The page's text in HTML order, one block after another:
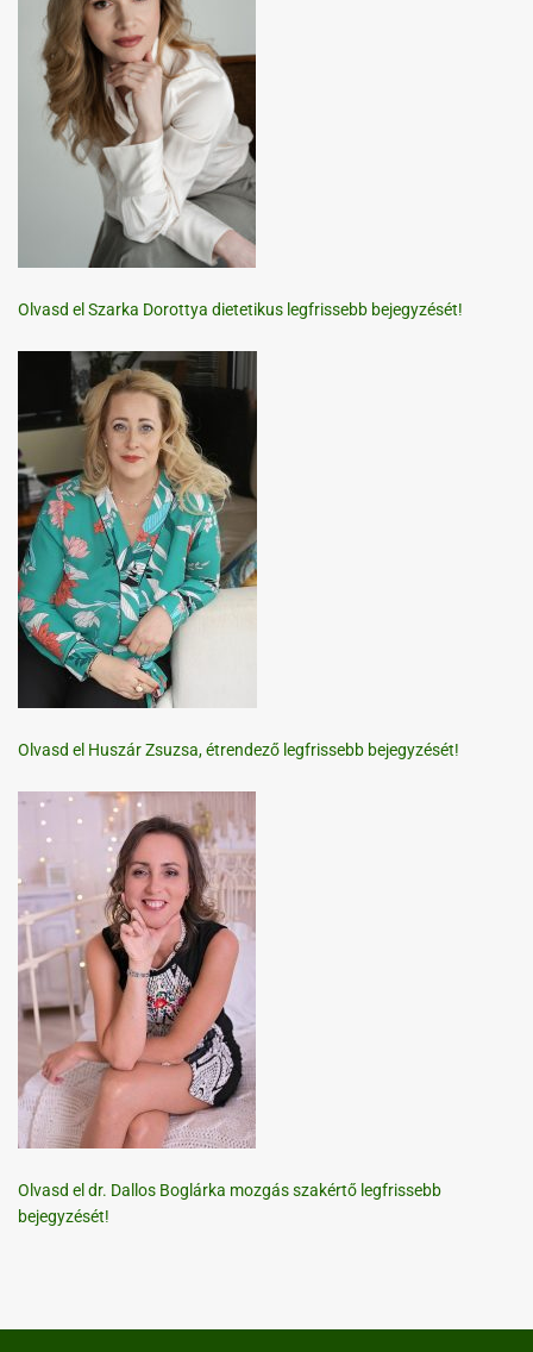
Olvasd el Szarka Dorottya dietetikus legfrissebb bejegyzését!
Olvasd el Huszár Zsuzsa, étrendező legfrissebb bejegyzését!
Olvasd el dr. Dallos Boglárka mozgás szakértő legfrissebb
bejegyzését!